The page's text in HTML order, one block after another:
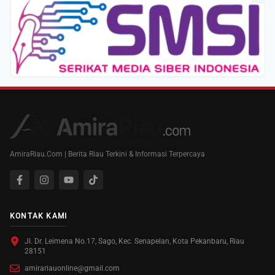
AmiraRiau.Com | Berita Riau Terkini & Informasi Terpercaya
KONTAK KAMI
Jl. Dr. Leimena No.17, Sago, Kec. Senapelan, Kota Pekanbaru, Riau
28151
amirariauonline@gmail.com